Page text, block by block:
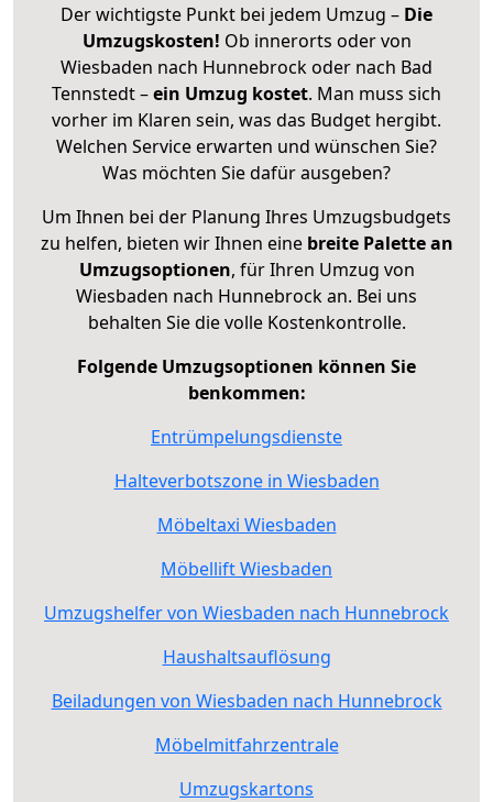
Der wichtigste Punkt bei jedem Umzug – Die
Umzugskosten! Ob innerorts oder von
Wiesbaden nach Hunnebrock oder nach Bad
Tennstedt –ein Umzug kostet. Man muss sich
vorher im Klaren sein, was das Budget hergibt.
Welchen Service erwarten und wünschen Sie?
Was möchten Sie dafür ausgeben?
Um Ihnen bei der Planung Ihres Umzugsbudgets
zu helfen, bieten wir Ihnen eine breite Palette an
Umzugsoptionen, für Ihren Umzug von
Wiesbaden nach Hunnebrock an. Bei uns
behalten Sie die volle Kostenkontrolle.
Folgende Umzugsoptionen können Sie
benkommen:
Entrümpelungsdienste
Halteverbotszone in Wiesbaden
Möbeltaxi Wiesbaden
Möbellift Wiesbaden
Umzugshelfer von Wiesbaden nach Hunnebrock
Haushaltsauflösung
Beiladungen von Wiesbaden nach Hunnebrock
Möbelmitfahrzentrale
Umzugskartons